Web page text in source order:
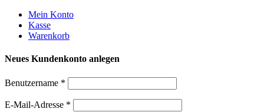
Weiter
zum
Inhalt
Mein Konto
Kasse
Warenkorb
Neues Kundenkonto anlegen
Benutzername *
E-Mail-Adresse *